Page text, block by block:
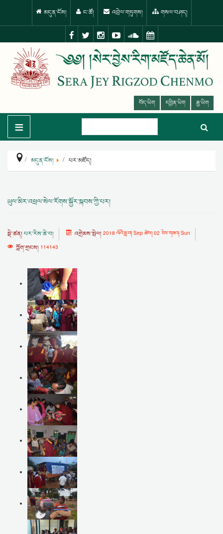
མདུན་ངོས། ང་ཚོ། འབྲེལ་གཏུགས། གསལ་བཤད།
བོད་ཡིག དབྱིན་ཡིག རྒྱ་ཡིག
≡
མདུན་ངོས། པར་མཛོད།
ཡུལ་མིར་འཕྲལ་སེལ་རོགས་སྐྱོར་སྐབས་ཀྱི་པར།
སྡེ་ཚན། པར་རིས་ཆེ་བ། འགྲེམས་སྤེལ། 2018 ལོའི་ཟླ་བ། Sep ཚེས། 02 རེས་གཟའ། Sun
ཀློག་གྲངས། 114143